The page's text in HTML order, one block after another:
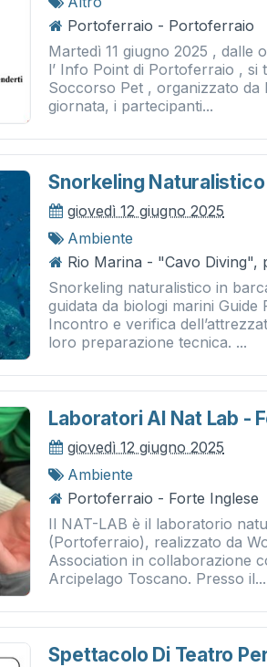
Portoferraio - Portoferraio
Martedì 11 giugno 2025 , dalle
l’ Info Point di Portoferraio , si
Soccorso Pet , organizzato da
giornata, i partecipanti...
Snorkeling
giovedì 12 giugno 2025
Ambiente
Rio Marina - "Cavo Diving",
Snorkeling naturalistico in
guidata da biologi marini Guide
Incontro e verifica
loro preparazione tecnica. ...
Laboratori Al Nat Lab -
giovedì 12 giugno 2025
Ambiente
Portoferraio - Forte Inglese
Il NAT-LAB è il laboratorio
(Portoferraio), realizzato da
Association in collaborazione
Arcipelago Toscano. Presso il...
Spettacolo Di Teatro